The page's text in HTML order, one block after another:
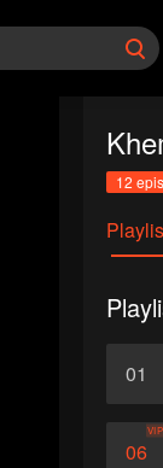
12
01
06
VIP